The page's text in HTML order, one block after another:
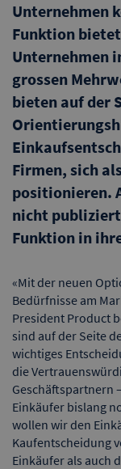
Unternehmen
Funktion
Unternehmen
grossen
bieten auf der
Firmen, sich
positionieren.
nicht
Funktion in
«Mit der neuen
Bedürfnisse am
President Product
sind auf der Seite
wichtiges
die
Geschäftspartnern
Einkäufer bislang
wollen wir den
Kaufentscheidung
Einkäufer als auch